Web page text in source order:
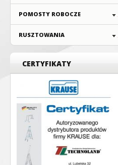
POMOSTY ROBOCZE
RUSZTOWANIA
CERTYFIKATY